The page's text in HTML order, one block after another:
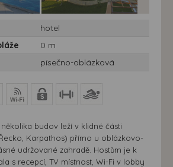
- Karpathos,Afiertis,
hotel Irini Beach
hotel
0 m
písečno-oblázková
budov leží v klidné části
Karpathos) přímo u oblázkovo-
udržované zahradě. Hostům je k
s recepcí, TV místnost, Wi-Fi v lobby